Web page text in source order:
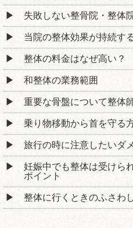
失敗しない整骨院・整体
当院の整体効果が持続す
整体の料金はなぜ高い？
和整体の業務範囲
重要な骨盤について整体
乗り物移動から首を守る
旅行の時に注意したいダ
妊娠中でも整体は受けら
ポイント
整体に行くときのふさわ